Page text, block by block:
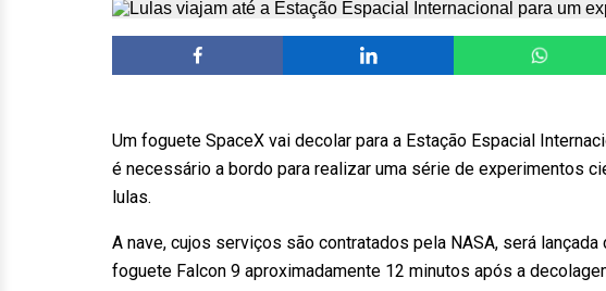
Um foguete SpaceX vai decolar para a Estação Espacial
é necessário a bordo para realizar uma série de experimentos
lulas.
A nave, cujos serviços são contratados pela NASA, será
foguete Falcon 9 aproximadamente 12 minutos após a